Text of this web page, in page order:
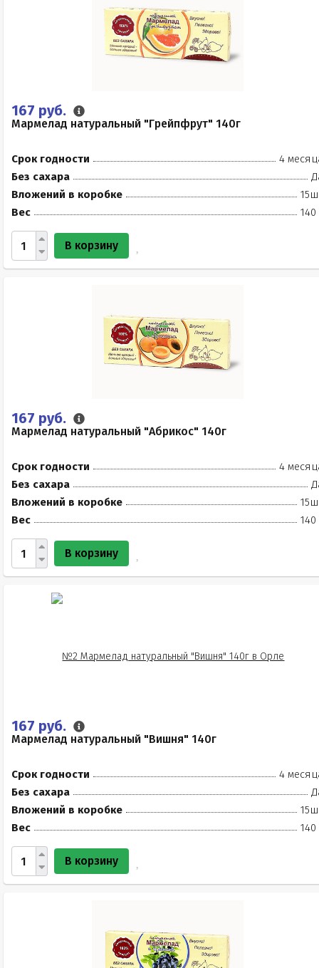
167 руб.
Мармелад натуральный "Грейпфрут" 140г
Срок годности
4
Без сахара
Вложений в коробке
Вес
140
В корзину
167 руб.
Мармелад натуральный "Абрикос" 140г
Срок годности
4
Без сахара
Вложений в коробке
Вес
140
В корзину
167 руб.
Мармелад натуральный "Вишня" 140г
Срок годности
4
Без сахара
Вложений в коробке
Вес
140
В корзину